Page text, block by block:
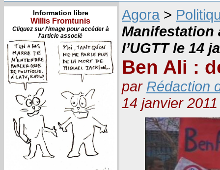
Information libre
Willis Fromtunis
Cliquez sur l'image pour accéder à
l'article associé
Agora >
Manifestation
l’UGTT le 14
Ben Ali :
par Rédaction
14 janvier 2011